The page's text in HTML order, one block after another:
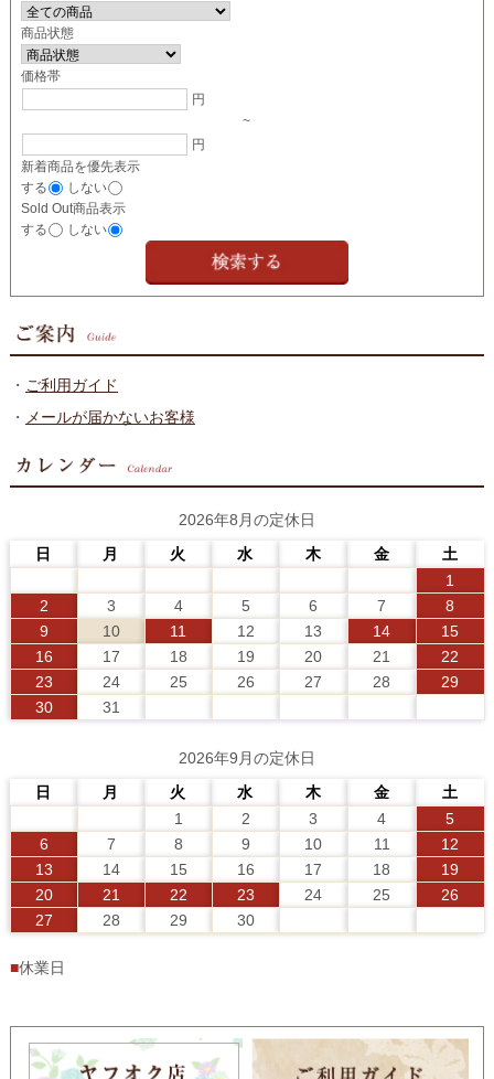
商品状態
価格帯
円
~
円
新着商品を優先表示
する
しない
Sold Out商品表示
する
しない
・ ご利用ガイド
・ メールが届かないお客様
2026年8月の定休日
日
月 火 水 木 金
土
1
2
3 4 5 6 7
8
9
10 11 12 13 14
15
16
17 18 19 20 21
22
23
24 25 26 27 28
29
30
31
2026年9月の定休日
日
月 火 水 木 金
土
1
2 3 4
5
6
7 8 9 10 11
12
13
14 15 16 17 18
19
20
21 22 23 24 25
26
27
28 29 30
■休業日